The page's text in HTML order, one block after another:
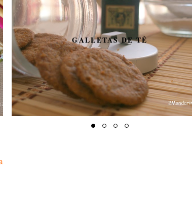
SOLOMILLO CON GRANADA
EN COSTRA DE HOJALDRE